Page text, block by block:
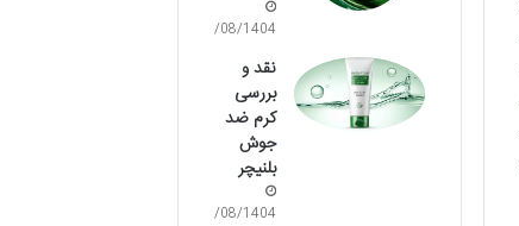
13/08/1404
نقد و
بررسی
کرم ضد
جوش
بلنیچر
13/08/1404